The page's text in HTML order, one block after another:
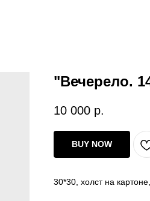
"Вечерело.
10 000 р.
BUY NOW
30*30, холст на